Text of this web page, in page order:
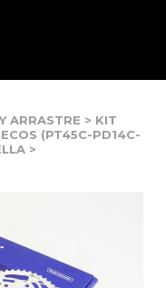
ARRASTRE > KIT
(PT45C-PD14C-
>